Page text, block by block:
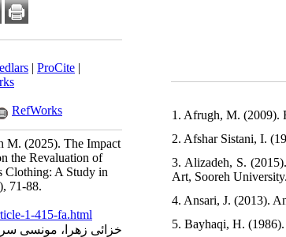
| ProCite |
RefWorks
M. (2025). The Impact
the Revaluation of
Clothing: A Study in
, 71-88.
1-415-fa.html
خزائی زهرا، مونسی
1. Afrugh, M. (2009).
2. Afshar Sistani, I.
3. Alizadeh, S.
Art, Sooreh
4. Ansari, J. (2013).
5. Bayhaqi, H.